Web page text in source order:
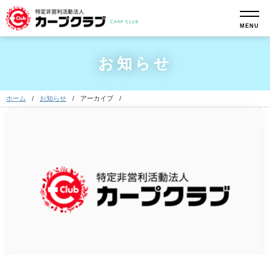
MENU
お知らせ
ホーム お知らせ アーカイブ